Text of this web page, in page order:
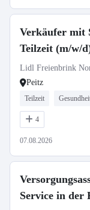
Verkäufer mit
Teilzeit (m/w/
Lidl Freienbrink
Peitz
Teilzeit
4
07.08.2026
Service in der